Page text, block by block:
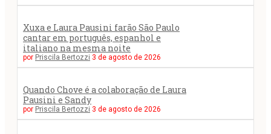
Xuxa e Laura Pausini farão São Paulo
cantar em português, espanhol e
italiano na mesma noite
por Priscila Bertozzi 3 de agosto de 2026
Quando Chove é a colaboração de Laura
Pausini e Sandy
por Priscila Bertozzi 3 de agosto de 2026